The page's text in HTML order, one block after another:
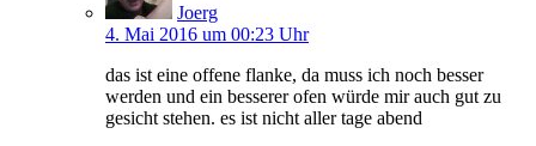
Joerg
4. Mai 2016 um 00:23 Uhr
das ist eine offene flanke, da muss ich noch besser
werden und ein besserer ofen würde mir auch gut zu
gesicht stehen. es ist nicht aller tage abend